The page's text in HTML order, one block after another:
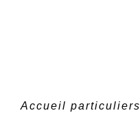
Accueil particuliers